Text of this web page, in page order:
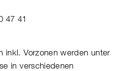
47 41
inkl. Vorzonen werden unter
in verschiedenen